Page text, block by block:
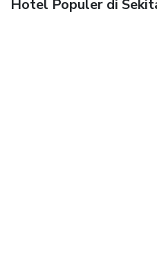
Hotel Populer di